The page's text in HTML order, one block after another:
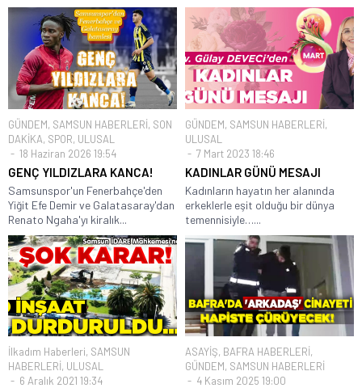
GÜNDEM, SAMSUN HABERLERİ, SON
DAKİKA, SPOR, ULUSAL
18 Haziran 2026 19:54
GENÇ YILDIZLARA KANCA!
Samsunspor'un Fenerbahçe'den
Yiğit Efe Demir ve Galatasaray'dan
Renato Ngaha'yı kiralık...
GÜNDEM, SAMSUN HABERLERİ,
ULUSAL
7 Mart 2023 18:46
KADINLAR GÜNÜ MESAJI
Kadınların hayatın her alanında
erkeklerle eşit olduğu bir dünya
temennisiyle…...
İlkadım Haberleri, SAMSUN
HABERLERİ, ULUSAL
6 Aralık 2021 19:34
ASAYİŞ, BAFRA HABERLERİ,
GÜNDEM, SAMSUN HABERLERİ
4 Kasım 2025 19:00